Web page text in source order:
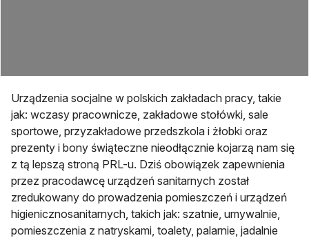
Urządzenia socjalne w polskich zakładach pracy, takie
jak: wczasy pracownicze, zakładowe stołówki, sale
sportowe, przyzakładowe przedszkola i żłobki oraz
prezenty i bony świąteczne nieodłącznie kojarzą nam się
z tą lepszą stroną PRL-u. Dziś obowiązek zapewnienia
przez pracodawcę urządzeń sanitarnych został
zredukowany do prowadzenia pomieszczeń i urządzeń
higienicznosanitarnych, takich jak: szatnie, umywalnie,
pomieszczenia z natryskami, toalety, palarnie, jadalnie